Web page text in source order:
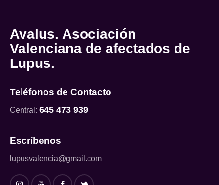
Avalus. Asociación
Valenciana de afectados de
Lupus.
Teléfonos de Contacto
Central: 645 473 939
Escríbenos
lupusvalencia@gmail.com